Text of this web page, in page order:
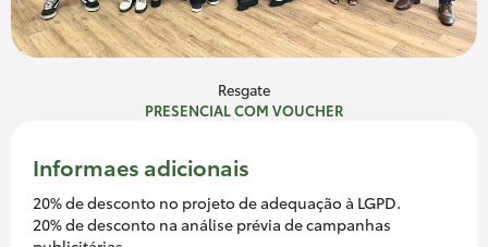
Resgate
PRESENCIAL COM VOUCHER
Informaes adicionais
20% de desconto no projeto de adequação à LGPD.
20% de desconto na análise prévia de campanhas